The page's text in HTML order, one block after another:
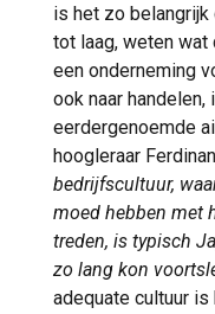
is het zo belangrijk
tot laag, weten wat
een onderneming
ook naar handelen,
eerdergenoemde
hoogleraar
bedrijfscultuur,
moed hebben met
treden, is typisch
zo lang kon
adequate cultuur